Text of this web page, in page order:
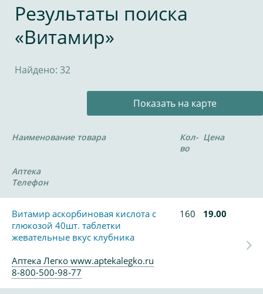
Результаты поиска
«Витамир»
Найдено: 32
Показать на карте
Наименование товара
Кол-
во
Цена
Аптека
Телефон
Витамир аскорбиновая кислота с
глюкозой 40шт. таблетки
жевательные вкус клубника
160 19.00
Аптека Легко www.aptekalegko.ru
8-800-500-98-77